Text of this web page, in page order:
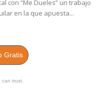
con “Me Dueles” un trabajo
en la que apuesta...
Gratis
can trust.